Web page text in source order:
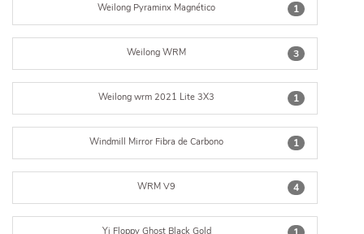
1
Weilong Pyraminx Magnético
3
Weilong WRM
1
Weilong wrm 2021 Lite 3X3
1
Windmill Mirror Fibra de Carbono
4
WRM V9
Yj Floppy Ghost Black Gold